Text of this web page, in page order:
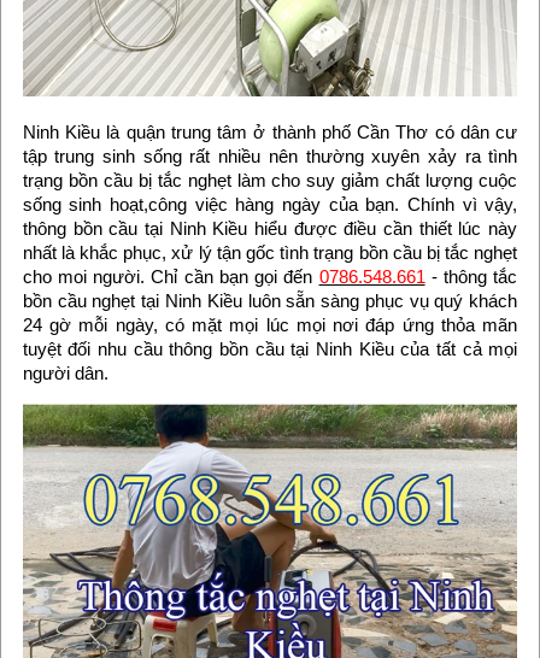
Ninh Kiều là quận trung tâm ở thành phố Cần Thơ có dân cư
tập trung sinh sống rất nhiều nên thường xuyên xảy ra tình
trạng bồn cầu bị tắc nghẹt làm cho suy giảm chất lượng cuộc
sống sinh hoạt,công việc hàng ngày của bạn. Chính vì vậy,
thông bồn cầu tại Ninh Kiều hiểu được điều cần thiết lúc này
nhất là khắc phục, xử lý tận gốc tình trạng bồn cầu bị tắc nghẹt
cho moi người. Chỉ cần bạn gọi đến 0786.548.661 - thông tắc
bồn cầu nghẹt tại Ninh Kiều luôn sẵn sàng phục vụ quý khách
24 gờ mỗi ngày, có mặt mọi lúc mọi nơi đáp ứng thỏa mãn
tuyệt đối nhu cầu thông bồn cầu tại Ninh Kiều của tất cả mọi
người dân.